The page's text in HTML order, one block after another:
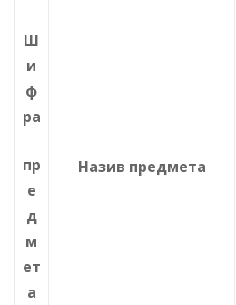
Ш
и
ф
ра
пр
е
д
м
ет
а
Назив предмета